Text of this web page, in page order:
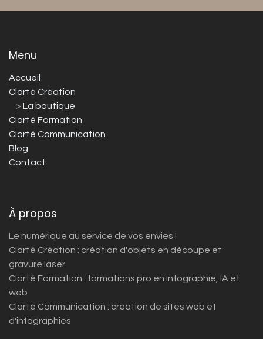
Menu
Accueil
Clarté Création
>La boutique
Clarté Formation
Clarté Communication
Blog
Contact
À propos
Le numérique au service de vos envies !
Clarté Création : création d'objets en découpe et
gravure laser
Clarté Formation : formations pro en infographie, IA et
web
Clarté Communication : création de sites web et
d'infographies